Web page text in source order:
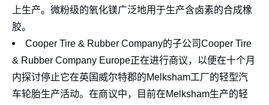
上生产。微粉级的氧化镁广泛地用于生产含卤素的合成橡
胶。
Cooper Tire & Rubber Company的子公司Cooper Tire
& Rubber Company Europe正在进行商议，以便在十个月
内探讨停止它在英国威尔特郡的Melksham工厂的轻型汽
车轮胎生产活动。在商议中，目前在Melksham生产的轻